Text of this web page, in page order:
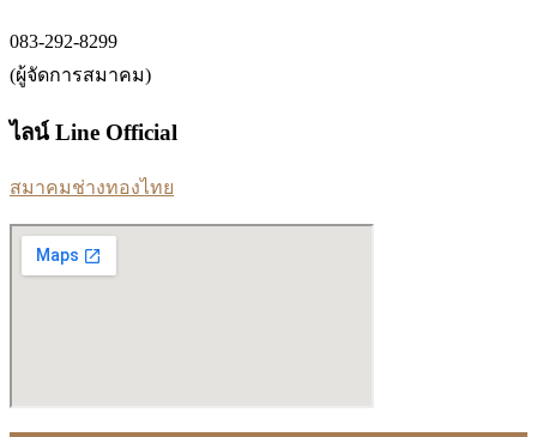
083-292-8299
(ผู้จัดการสมาคม)
ไลน์ Line Official
สมาคมช่างทองไทย